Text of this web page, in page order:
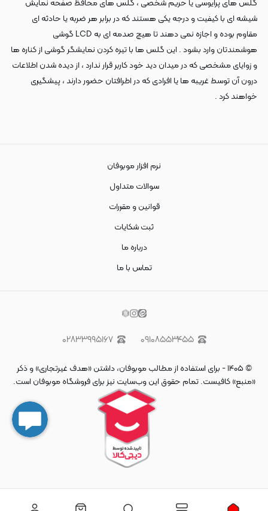
گلس های پرایوسی یا حریم شخصی ، گلس های محافظ صفحه نمایش
شیشه ای با کیفیت و درجه یکی هستند که در برابر هر ضربه یا حادثه ای
مقاوم بوده و اجازه نمی دهند تا هیچ صدمه ای به LCD گوشی
هوشمندتان وارد بشود . این گلس ها با تیره کردن نمایشگر گوشی از کناره ها
و زوایای مشخصی که در میدان دید خود کاربر قرار ندارد ، از دیده شدن اطلاعات
درون آن توسط غریبه ها یا افرادی که در اطرافتان حضور دارند ، پیشگیری
خواهند کرد .
نرم افزار موبوفان
سوالات متداول
قوانین و مقررات
ثبت شکایات
درباره ما
تماس با ما
۰۹۱۰۸۵۵۳۴۵۵ ۰۲۸۳۳۹۹۵۱۶۷
©۱۴۰۵- برای استفاده از مطالب موبوفان، داشتن «هدف غیرتجاری» و ذکر
«منبع» کافیست. تمام حقوق اين وب‌سايت نیز برای فروشگاه موبوفان است.